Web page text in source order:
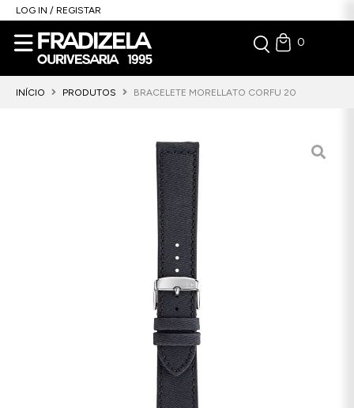
LOG IN / REGISTAR
0
INÍCIO PRODUTOS BRACELETE MORELLATO CORFU 20